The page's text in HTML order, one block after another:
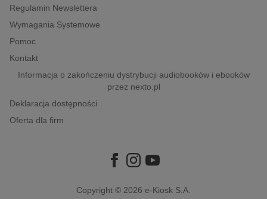
popularno-naukowe
historia
Regulamin Newslettera
Wymagania Systemowe
Pomoc
Kontakt
Informacja o zakończeniu dystrybucji audiobooków i ebooków
przez nexto.pl
Deklaracja dostępności
Oferta dla firm
Copyright © 2026 e-Kiosk S.A.